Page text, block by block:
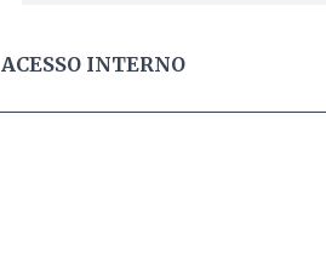
ACESSO INTERNO